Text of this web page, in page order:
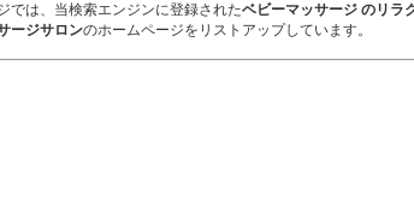
では、当検索エンジンに登録されたベビーマッサージ のリラ
ージサロンのホームページをリストアップしています。